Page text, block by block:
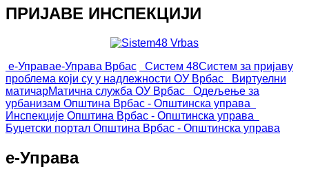
ПРИЈАВЕ ИНСПЕКЦИЈИ
е-Управае-Управа Врбас Систем 48Систем за пријаву
проблема који су у надлежности ОУ Врбас
Виртуелни
матичарМатична служба ОУ Врбас
Одељење за
урбанизам Општина Врбас - Општинска управа
Инспекције Општина Врбас - Општинска управа
Буџетски портал Општина Врбас - Општинска управа
е-Управа